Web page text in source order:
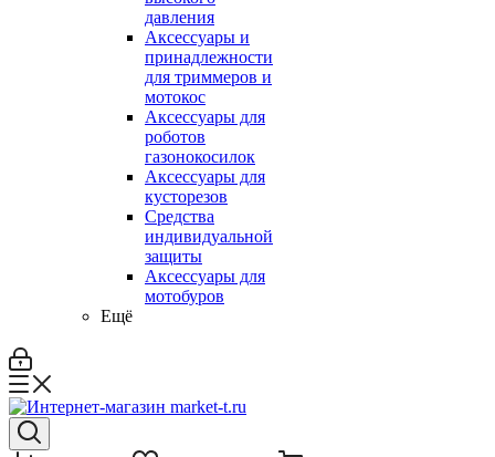
давления
Аксессуары и
принадлежности
для триммеров и
мотокос
Аксессуары для
роботов
газонокосилок
Аксессуары для
кусторезов
Средства
индивидуальной
защиты
Аксессуары для
мотобуров
Ещё